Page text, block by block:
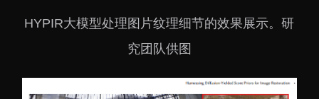
HYPIR大模型处理图片纹理细节的效果展示。研
究团队供图